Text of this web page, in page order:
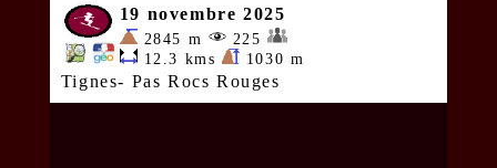
19 novembre 2025
2845 m
225
12.3 kms
1030 m
Tignes- Pas Rocs Rouges